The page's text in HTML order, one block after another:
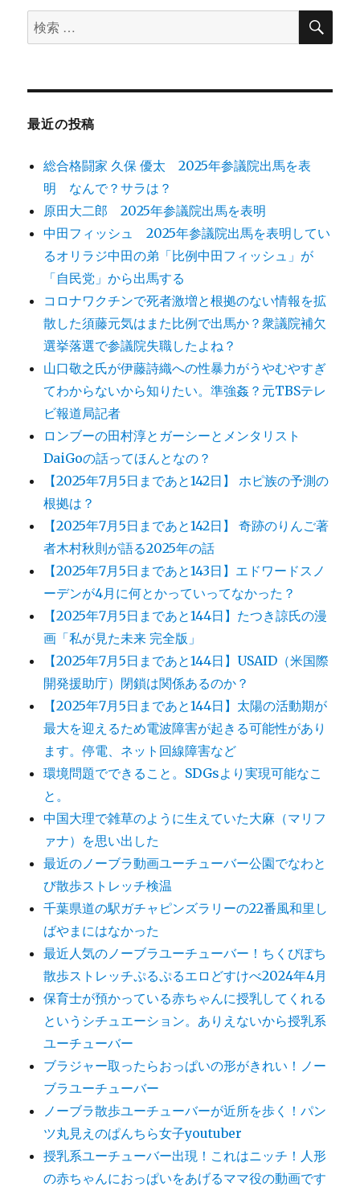
検
索
象:
検
最近の投稿
総合格闘家 久保 優太 2025年参議院出馬を表
明 なんで？サラは？
原田大二郎 2025年参議院出馬を表明
中田フィッシュ 2025年参議院出馬を表明してい
るオリラジ中田の弟「比例中田フィッシュ」が
「自民党」から出馬する
コロナワクチンで死者激増と根拠のない情報を拡
散した須藤元気はまた比例で出馬か？衆議院補欠
選挙落選で参議院失職したよね？
山口敬之氏が伊藤詩織への性暴力がうやむやすぎ
てわからないから知りたい。準強姦？元TBSテレ
ビ報道局記者
ロンブーの田村淳とガーシーとメンタリスト
DaiGoの話ってほんとなの？
【2025年7月5日まであと142日】 ホピ族の予測の
根拠は？
【2025年7月5日まであと142日】 奇跡のりんご著
者木村秋則が語る2025年の話
【2025年7月5日まであと143日】エドワードスノ
ーデンが4月に何とかっていってなかった？
【2025年7月5日まであと144日】たつき諒氏の漫
画「私が見た未来 完全版」
【2025年7月5日まであと144日】USAID（米国際
開発援助庁）閉鎖は関係あるのか？
【2025年7月5日まであと144日】太陽の活動期が
最大を迎えるため電波障害が起きる可能性があり
ます。停電、ネット回線障害など
環境問題でできること。SDGsより実現可能なこ
と。
中国大理で雑草のように生えていた大麻（マリフ
ァナ）を思い出した
最近のノーブラ動画ユーチューバー公園でなわと
び散歩ストレッチ検温
千葉県道の駅ガチャピンズラリーの22番風和里し
ばやまにはなかった
最近人気のノーブラユーチューバー！ちくびぽち
散歩ストレッチぷるぷるエロどすけべ2024年4月
保育士が預かっている赤ちゃんに授乳してくれる
というシチュエーション。ありえないから授乳系
ユーチューバー
ブラジャー取ったらおっぱいの形がきれい！ノー
ブラユーチューバー
ノーブラ散歩ユーチューバーが近所を歩く！パン
ツ丸見えのぱんちら女子youtuber
授乳系ユーチューバー出現！これはニッチ！人形
の赤ちゃんにおっぱいをあげるママ役の動画です